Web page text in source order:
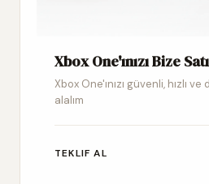
Xbox One'ınızı Bize
Xbox One'ınızı güvenli, hızlı
alalım
TEKLIF AL